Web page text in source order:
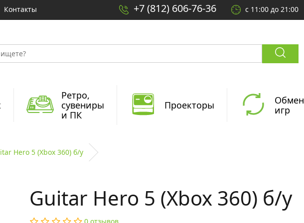
Контакты +7 (812) 606-76-36 с 11:00 до 21:00
Ретро,
сувениры
и ПК
Проекторы
Обмен
игр
Hero 5 (Xbox 360) б/у
Guitar Hero 5 (Xbox 360) б/у